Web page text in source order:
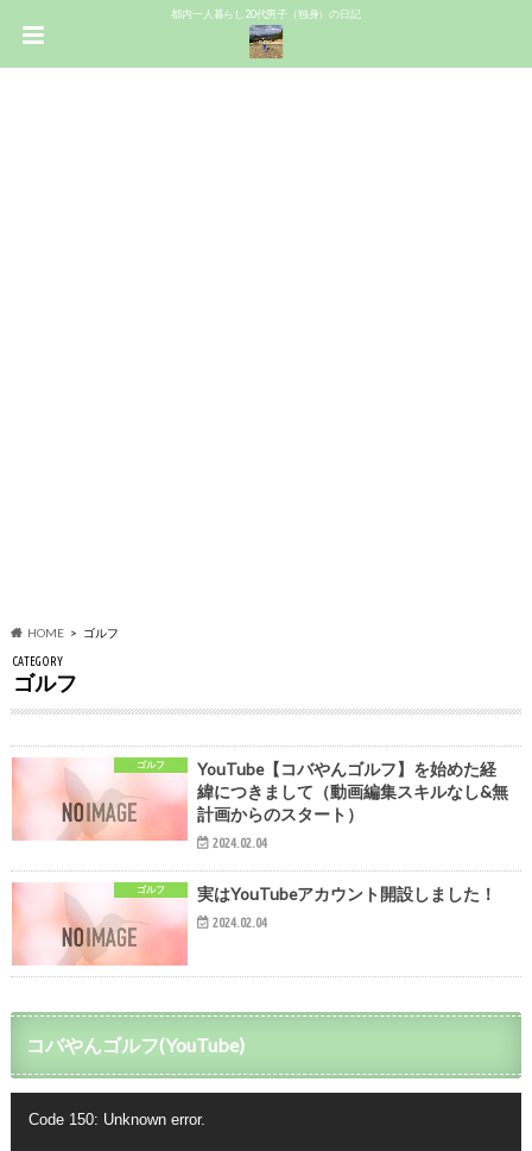
都内一人暮らし20代男子（独身）の日記
HOME ゴルフ
CATEGORY
ゴルフ
ゴルフ
YouTube【コバやんゴルフ】を始めた経
緯につきまして（動画編集スキルなし&無
計画からのスタート）
2024.02.04
ゴルフ 実はYouTubeアカウント開設しました！
2024.02.04
コバやんゴルフ(YouTube)
Code 150: Unknown error.